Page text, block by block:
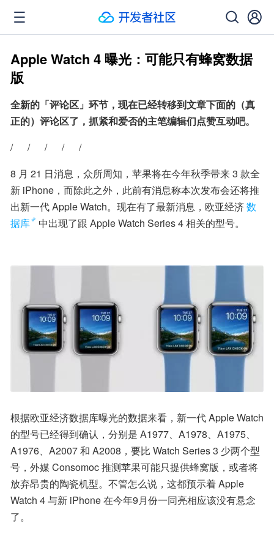
Apple Watch 4 曝光：可能只有蜂窝数据
版
全新的「评论区」环节，现在已经转移到文章下面的（真
正的）评论区了，抓紧和爱否的主笔编辑们点赞互动吧。
/      /      /      /      /
8 月 21 日消息，众所周知，苹果将在今年秋季带来 3 款全
新 iPhone，而除此之外，此前有消息称本次发布会还将推
出新一代 Apple Watch。现在有了最新消息，欧亚经济数
据库
中出现了跟 Apple Watch Series 4 相关的型号。
根据欧亚经济数据库曝光的数据来看，新一代 Apple Watch
的型号已经得到确认，分别是 A1977、A1978、A1975、
A1976、A2007 和 A2008，要比 Watch Series 3 少两个型
号，外媒 Consomoc 推测苹果可能只提供蜂窝版，或者将
放弃昂贵的陶瓷机型。不管怎么说，这都预示着 Apple
Watch 4 与新 iPhone 在今年9月份一同亮相应该没有悬念
了。